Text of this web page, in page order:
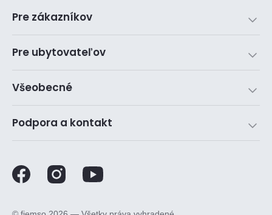
Pre zákazníkov
Pre ubytovateľov
Všeobecné
Podpora a kontakt